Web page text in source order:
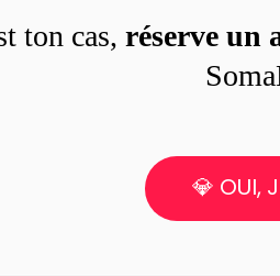
ton cas,réserve un
💎 OUI,